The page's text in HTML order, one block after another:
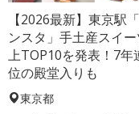
【2026最新】東京駅
ンスタ」手土産スイ
上TOP10を発表！7年
位の殿堂入りも
東京都